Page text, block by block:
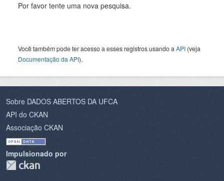
Por favor tente uma nova pesquisa.
Você também pode ter acesso a esses registros usando a API (veja
Documentação da API).
Sobre DADOS ABERTOS DA UFCA
API do CKAN
Associação CKAN
Impulsionado por